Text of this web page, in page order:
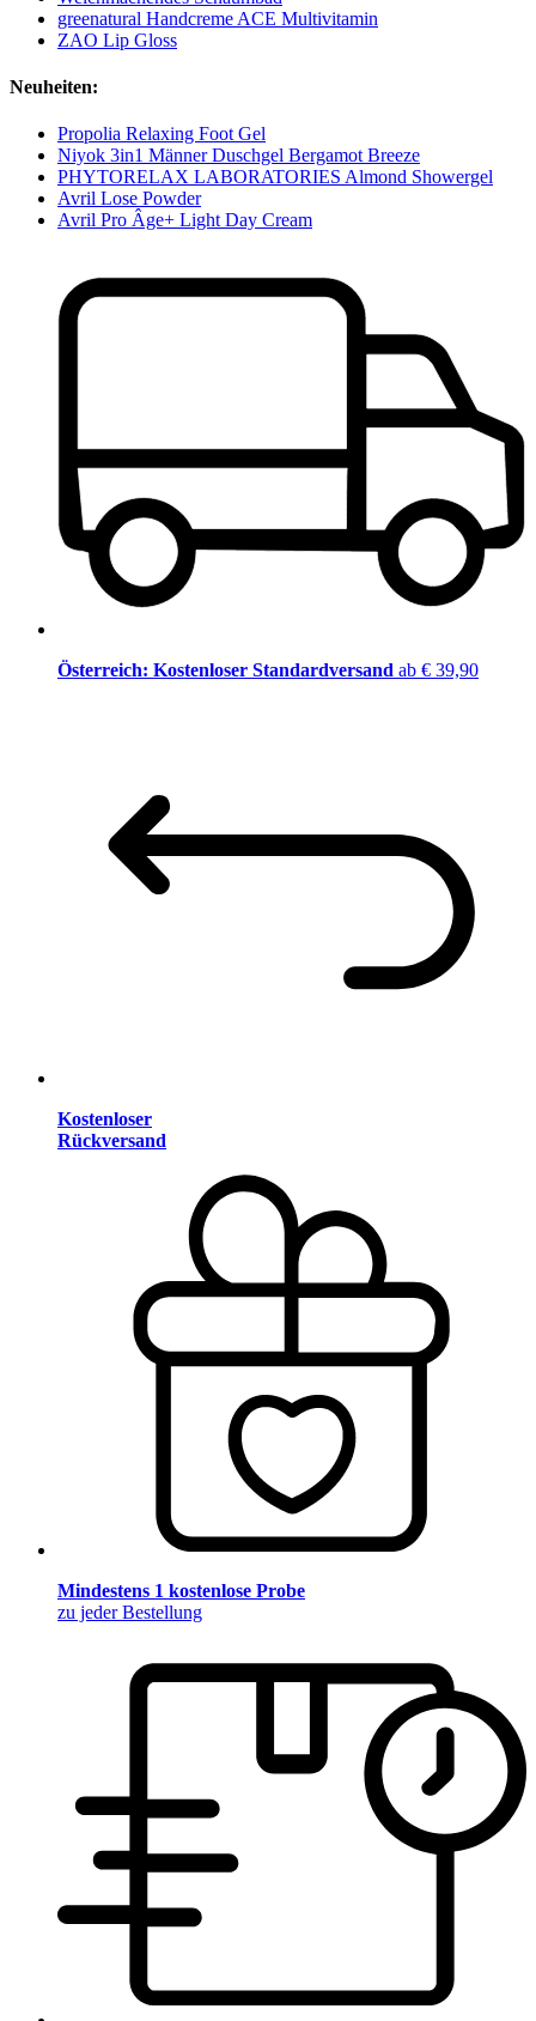
greenatural Handcreme ACE Multivitamin
ZAO Lip Gloss
Neuheiten:
Propolia Relaxing Foot Gel
Niyok 3in1 Männer Duschgel Bergamot Breeze
PHYTORELAX LABORATORIES Almond Showergel
Avril Lose Powder
Avril Pro Âge+ Light Day Cream
Österreich: Kostenloser Standardversand ab € 39,90
Kostenloser
Rückversand
Mindestens 1 kostenlose Probe
zu jeder Bestellung